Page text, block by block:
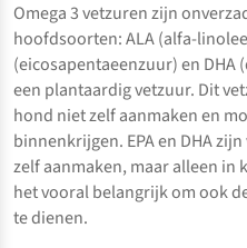
Omega 3 vetzuren zijn
hoofdsoorten: ALA (alfa-
(eicosapentaeenzuur) en DHA
een plantaardig vetzuur. Dit
hond niet zelf aanmaken en
binnenkrijgen. EPA en DHA
zelf aanmaken, maar alleen in
het vooral belangrijk om ook
te dienen.